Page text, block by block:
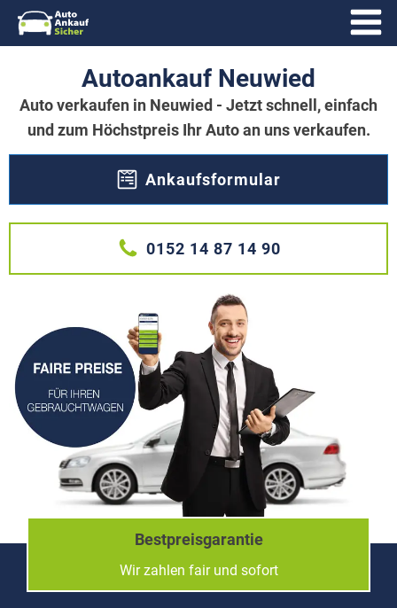
Autoankauf Neuwied
Auto verkaufen in Neuwied - Jetzt schnell, einfach
und zum Höchstpreis Ihr Auto an uns verkaufen.
Ankaufsformular
0152 14 87 14 90
Bestpreisgarantie
Wir zahlen fair und sofort